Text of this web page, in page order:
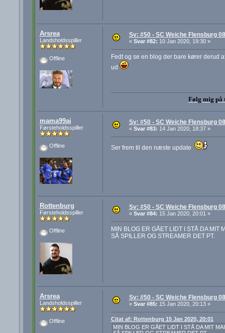
Arsrea
Landsholdsspiller
Offline
Sv: #50 - SC Weiche Flensburg
« Svar #82: 10 Jan 2020, 19:30 »
Fedt og se en blog der bare kører derud
ud
Følg mig på
mama99ai
Førsteholdsspiller
Offline
Sv: #50 - SC Weiche Flensburg
« Svar #83: 14 Jan 2020, 18:37 »
Ser frem til den næste update
Rottenburg
Førsteholdsspiller
Offline
Sv: #50 - SC Weiche Flensburg
« Svar #84: 15 Jan 2020, 20:01 »
MIN BLOG ER GÅET LIDT I STÅ DA MIT
SÅ SPILLER OG STREAMER DET PT.
Arsrea
Landsholdsspiller
Offline
Sv: #50 - SC Weiche Flensburg
« Svar #85: 15 Jan 2020, 20:13 »
Citat af: Rottenburg 15 Jan 2020, 20:01
MIN BLOG ER GÅET LIDT I STÅ DA MIT